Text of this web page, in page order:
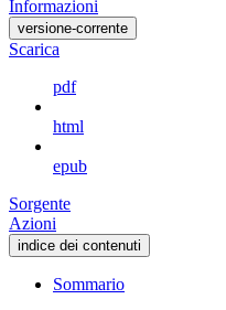
Informazioni
versione-corrente
Scarica
pdf
html
epub
Sorgente
Azioni
indice dei contenuti
Sommario